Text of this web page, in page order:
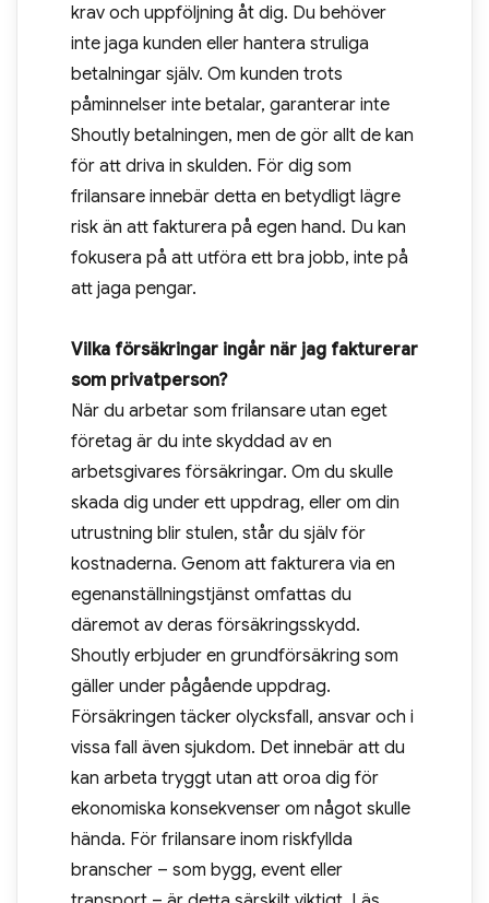
krav och uppföljning åt dig. Du behöver
inte jaga kunden eller hantera struliga
betalningar själv. Om kunden trots
påminnelser inte betalar, garanterar inte
Shoutly betalningen, men de gör allt de kan
för att driva in skulden. För dig som
frilansare innebär detta en betydligt lägre
risk än att fakturera på egen hand. Du kan
fokusera på att utföra ett bra jobb, inte på
att jaga pengar.
Vilka försäkringar ingår när jag fakturerar
som privatperson?
När du arbetar som frilansare utan eget
företag är du inte skyddad av en
arbetsgivares försäkringar. Om du skulle
skada dig under ett uppdrag, eller om din
utrustning blir stulen, står du själv för
kostnaderna. Genom att fakturera via en
egenanställningstjänst omfattas du
däremot av deras försäkringsskydd.
Shoutly erbjuder en grundförsäkring som
gäller under pågående uppdrag.
Försäkringen täcker olycksfall, ansvar och i
vissa fall även sjukdom. Det innebär att du
kan arbeta tryggt utan att oroa dig för
ekonomiska konsekvenser om något skulle
hända. För frilansare inom riskfyllda
branscher – som bygg, event eller